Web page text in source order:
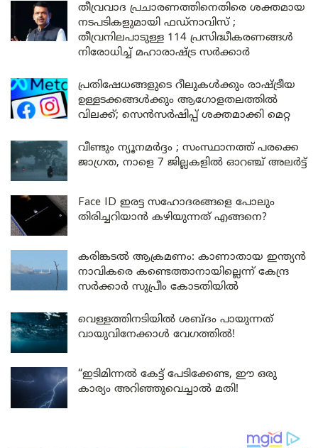
തീവ്രവാദ പ്രചാരണത്തിനെതിരെ ശക്തമായ
നടപടികളുമായി ഫഡ്നാവിസ് ;
തീവ്രനിലപാടുള്ള 114 പ്രസിദ്ധീകരണങ്ങൾ
നിരോധിച്ച് മഹാരാഷ്ട്ര സർക്കാർ
പ്രതിഷേധങ്ങളുടെ റീലുകൾക്കും രാഷ്ട്രീയ
ഉള്ളടക്കങ്ങൾക്കും ആഗോളതലത്തിൽ
വിലക്ക്; സെൻസർഷിപ്പ് ശക്തമാക്കി മെറ്റ
വീണ്ടും ന്യൂനമർദ്ദം ; സംസ്ഥാനത്ത് പരക്കെ
ജാഗ്രത, നാളെ 7 ജില്ലകളിൽ ഓറഞ്ച് അലർട്ട്
Face ID ഇരട്ട സഹോദരങ്ങളെ പോലും
തിരിച്ചറിയാൻ കഴിയുന്നത് എങ്ങനെ?
കരിങ്കടൽ ആക്രമണം: കാണാതായ ഇന്ത്യൻ
നാവികരെ കണ്ടെത്താനായില്ലെന്ന് കേന്ദ്ര
സർക്കാർ സുപ്രീം കോടതിയിൽ
വെള്ളത്തിനടിയിൽ ശബ്ദം പായുന്നത്
വായുവിനേക്കാൾ വേഗത്തിൽ!
“ഇടിമിന്നൽ കേട്ട് പേടിക്കേണ്ട, ഈ ഒരു
കാര്യം അറിഞ്ഞുവെച്ചാൽ മതി!